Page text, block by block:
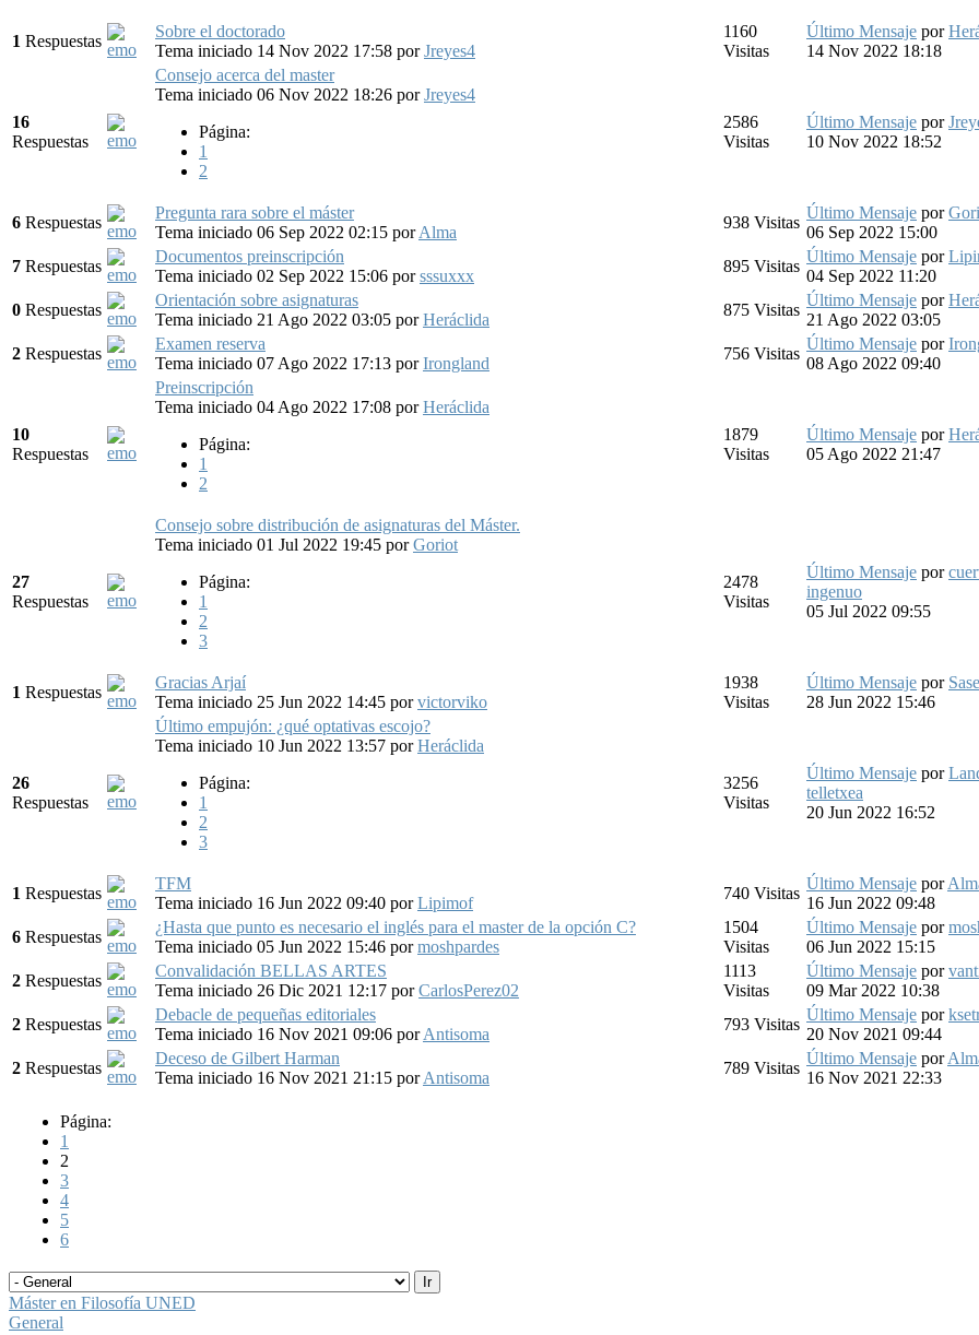
1 Respuestas
Sobre el doctorado
Tema iniciado 14 Nov 2022 17:58 porJreyes4
1160
Visitas
Último Mensaje por
14 Nov 2022 18:18
16
Respuestas
Consejo acerca del master
Tema iniciado 06 Nov 2022 18:26 porJreyes4
Página:
1
2
2586
Visitas
Último Mensaje por
10 Nov 2022 18:52
6 Respuestas
Pregunta rara sobre el máster
Tema iniciado 06 Sep 2022 02:15 porAlma
938 Visitas
Último Mensaje por
06 Sep 2022 15:00
7 Respuestas
Documentos preinscripción
Tema iniciado 02 Sep 2022 15:06 porsssuxxx
895 Visitas
Último Mensaje por
04 Sep 2022 11:20
0 Respuestas
Orientación sobre asignaturas
Tema iniciado 21 Ago 2022 03:05 porHeráclida
875 Visitas
Último Mensaje por
21 Ago 2022 03:05
2 Respuestas
Examen reserva
Tema iniciado 07 Ago 2022 17:13 porIrongland
756 Visitas
Último Mensaje por
08 Ago 2022 09:40
10
Respuestas
Preinscripción
Tema iniciado 04 Ago 2022 17:08 porHeráclida
Página:
1
2
1879
Visitas
Último Mensaje por
05 Ago 2022 21:47
27
Respuestas
Consejo sobre distribución de asignaturas del Máster.
Tema iniciado 01 Jul 2022 19:45 porGoriot
Página:
1
2
3
2478
Visitas
Último Mensaje por
ingenuo
05 Jul 2022 09:55
1 Respuestas
Gracias Arjaí
Tema iniciado 25 Jun 2022 14:45 porvictorviko
1938
Visitas
Último Mensaje por
28 Jun 2022 15:46
26
Respuestas
Último empujón: ¿qué optativas escojo?
Tema iniciado 10 Jun 2022 13:57 porHeráclida
Página:
1
2
3
3256
Visitas
Último Mensaje por
telletxea
20 Jun 2022 16:52
1 Respuestas
TFM
Tema iniciado 16 Jun 2022 09:40 porLipimof
740 Visitas
Último Mensaje por
16 Jun 2022 09:48
6 Respuestas
¿Hasta que punto es necesario el inglés para el master de la opción C?
Tema iniciado 05 Jun 2022 15:46 pormoshpardes
1504
Visitas
Último Mensaje por
06 Jun 2022 15:15
2 Respuestas
Convalidación BELLAS ARTES
Tema iniciado 26 Dic 2021 12:17 porCarlosPerez02
1113
Visitas
Último Mensaje por
09 Mar 2022 10:38
2 Respuestas
Debacle de pequeñas editoriales
Tema iniciado 16 Nov 2021 09:06 porAntisoma
793 Visitas
Último Mensaje por
20 Nov 2021 09:44
2 Respuestas
Deceso de Gilbert Harman
Tema iniciado 16 Nov 2021 21:15 porAntisoma
789 Visitas
Último Mensaje por
16 Nov 2021 22:33
Página:
1
2
3
4
5
6
Máster en Filosofía UNED
General